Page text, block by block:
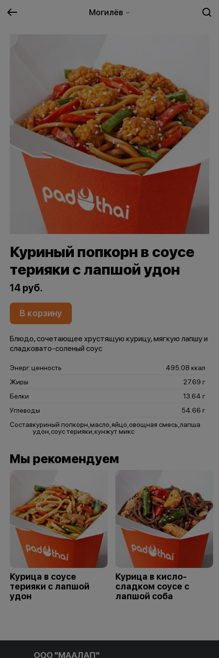
Могилёв
Куриный попкорн в соусе
терияки с лапшой удон
14 руб.
В корзину
Блюдо, сочетающее хрустящую курицу, мягкую лапшу и
сладковато-соленый соус
Энерг. ценность
495.08 ккал
Жиры
27.69 г
Белки
13.64 г
Углеводы
54.66 г
Составкуриный попкорн,масло,яйцо,овощная смесь,лапша
удон,соус терияки,кунжут микс
Мы рекомендуем
Курица в соусе
терияки с лапшой
удон
Курица в кисло-
сладком соусе с
лапшой соба
ООО "МААЛАП"